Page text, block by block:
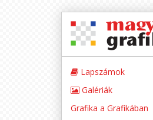
Lapszámok
Galériák
Grafika a Grafikában